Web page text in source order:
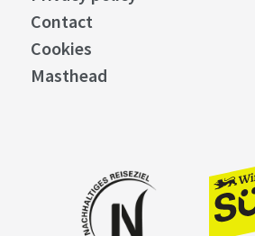
Contact
Cookies
Masthead